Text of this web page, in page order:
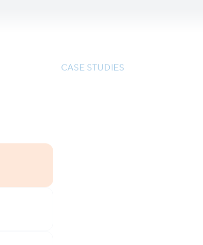
CASE STUDIES